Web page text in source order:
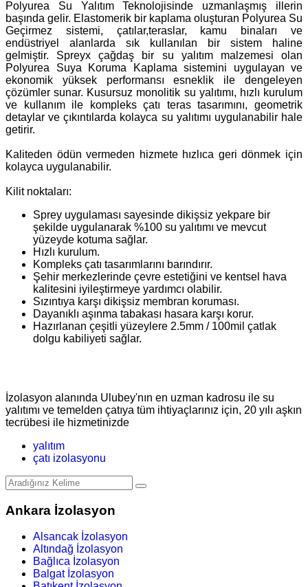
Polyurea Su Yalıtım Teknolojisinde uzmanlaşmış illerin
başında gelir. Elastomerik bir kaplama oluşturan Polyurea Su
Geçirmez sistemi, çatılar,teraslar, kamu binaları ve
endüstriyel alanlarda sık kullanılan bir sistem haline
gelmiştir. Spreyx çağdaş bir su yalıtım malzemesi olan
Polyurea Suya Koruma Kaplama sistemini uygulayan ve
ekonomik yüksek performansı esneklik ile dengeleyen
çözümler sunar. Kusursuz monolitik su yalıtımı, hızlı kurulum
ve kullanım ile kompleks çatı teras tasarımını, geometrik
detaylar ve çıkıntılarda kolayca su yalıtımı uygulanabilir hale
getirir.
Kaliteden ödün vermeden hizmete hızlıca geri dönmek için
kolayca uygulanabilir.
Kilit noktaları:
Sprey uygulaması sayesinde dikişsiz yekpare bir
şekilde uygulanarak %100 su yalıtımı ve mevcut
yüzeyde kotuma sağlar.
Hızlı kurulum.
Kompleks çatı tasarımlarını barındırır.
Şehir merkezlerinde çevre estetiğini ve kentsel hava
kalitesini iyileştirmeye yardımcı olabilir.
Sızıntıya karşı dikişsiz membran koruması.
Dayanıklı aşınma tabakası hasara karşı korur.
Hazırlanan çeşitli yüzeylere 2.5mm / 100mil çatlak
dolgu kabiliyeti sağlar.
İzolasyon alanında Ulubey'nın en uzman kadrosu ile su
yalıtımı ve temelden çatıya tüm ihtiyaçlarınız için, 20 yılı aşkın
tecrübesi ile hizmetinizde
yalıtım
çatı izolasyonu
Ankara İzolasyon
Alsancak İzolasyon
Altındağ İzolasyon
Bağlıca İzolasyon
Balgat İzolasyon